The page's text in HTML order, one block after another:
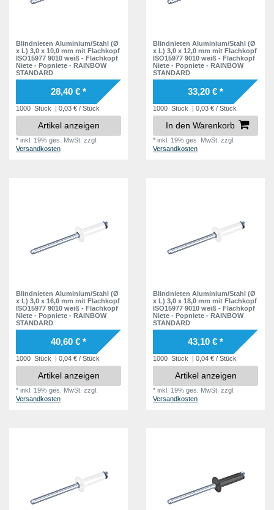
Blindnieten Aluminium/Stahl (Ø
x L) 3,0 x 10,0 mm mit Flachkopf
ISO15977 9010 weiß - Flachkopf
Niete - Popniete - RAINBOW
STANDARD
28,40 € *
1000 Stück | 0,03 € / Stück
Artikel anzeigen
*inkl. 19% ges. MwSt. zzgl.
Versandkosten
Blindnieten Aluminium/Stahl (Ø
x L) 3,0 x 12,0 mm mit Flachkopf
ISO15977 9010 weiß - Flachkopf
Niete - Popniete - RAINBOW
STANDARD
33,20 € *
1000 Stück | 0,03 € / Stück
In den Warenkorb
*inkl. 19% ges. MwSt. zzgl.
Versandkosten
Blindnieten Aluminium/Stahl (Ø
x L) 3,0 x 16,0 mm mit Flachkopf
ISO15977 9010 weiß - Flachkopf
Niete - Popniete - RAINBOW
STANDARD
40,60 € *
1000 Stück | 0,04 € / Stück
Artikel anzeigen
*inkl. 19% ges. MwSt. zzgl.
Versandkosten
Blindnieten Aluminium/Stahl (Ø
x L) 3,0 x 18,0 mm mit Flachkopf
ISO15977 9010 weiß - Flachkopf
Niete - Popniete - RAINBOW
STANDARD
43,10 € *
1000 Stück | 0,04 € / Stück
Artikel anzeigen
*inkl. 19% ges. MwSt. zzgl.
Versandkosten